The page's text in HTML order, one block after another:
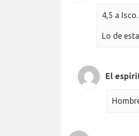
4,5 a Isco.
Lo de
El